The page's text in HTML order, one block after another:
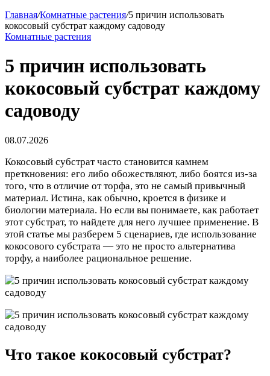
Главная/Комнатные растения/5 причин использовать
кокосовый субстрат каждому садоводу
Комнатные растения
5 причин использовать
кокосовый субстрат каждому
садоводу
08.07.2026
Кокосовый субстрат часто становится камнем
преткновения: его либо обожествляют, либо боятся из-за
того, что в отличие от торфа, это не самый привычный
материал. Истина, как обычно, кроется в физике и
биологии материала. Но если вы понимаете, как работает
этот субстрат, то найдете для него лучшее применение. В
этой статье мы разберем 5 сценариев, где использование
кокосового субстрата — это не просто альтернатива
торфу, а наиболее рациональное решение.
Что такое кокосовый субстрат?